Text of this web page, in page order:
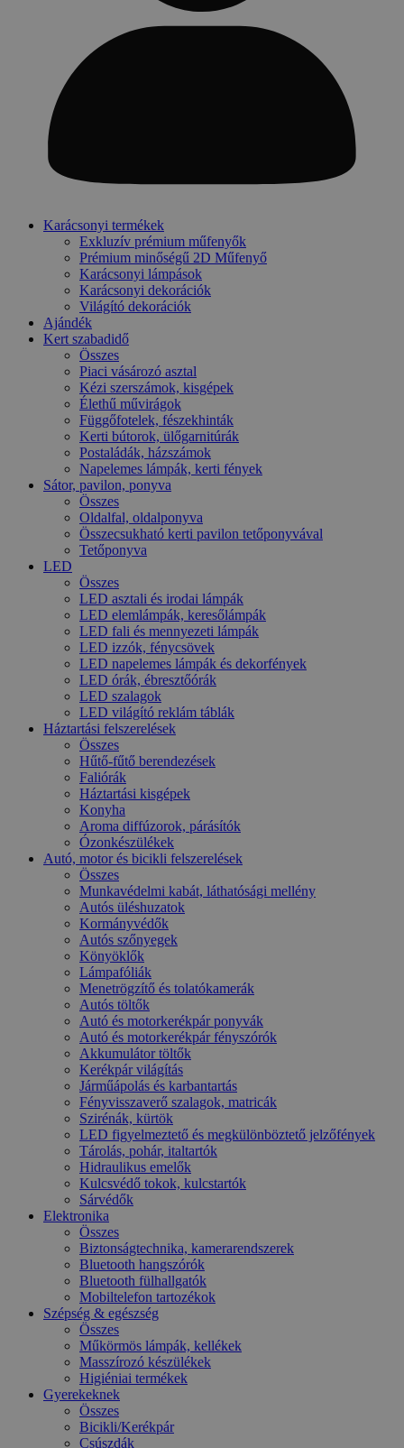
Karácsonyi termékek
Exkluzív prémium műfenyők
Prémium minőségű 2D Műfenyő
Karácsonyi lámpások
Karácsonyi dekorációk
Világító dekorációk
Ajándék
Kert szabadidő
Összes
Piaci vásározó asztal
Kézi szerszámok, kisgépek
Élethű művirágok
Függőfotelek, fészekhinták
Kerti bútorok, ülőgarnitúrák
Postaládák, házszámok
Napelemes lámpák, kerti fények
Sátor, pavilon, ponyva
Összes
Oldalfal, oldalponyva
Összecsukható kerti pavilon tetőponyvával
Tetőponyva
LED
Összes
LED asztali és irodai lámpák
LED elemlámpák, keresőlámpák
LED fali és mennyezeti lámpák
LED izzók, fénycsövek
LED napelemes lámpák és dekorfények
LED órák, ébresztőórák
LED szalagok
LED világító reklám táblák
Háztartási felszerelések
Összes
Hűtő-fűtő berendezések
Faliórák
Háztartási kisgépek
Konyha
Aroma diffúzorok, párásítók
Ózonkészülékek
Autó, motor és bicikli felszerelések
Összes
Munkavédelmi kabát, láthatósági mellény
Autós üléshuzatok
Kormányvédők
Autós szőnyegek
Könyöklők
Lámpafóliák
Menetrögzítő és tolatókamerák
Autós töltők
Autó és motorkerékpár ponyvák
Autó és motorkerékpár fényszórók
Akkumulátor töltők
Kerékpár világítás
Járműápolás és karbantartás
Fényvisszaverő szalagok, matricák
Szirénák, kürtök
LED figyelmeztető és megkülönböztető jelzőfények
Tárolás, pohár, italtartók
Hidraulikus emelők
Kulcsvédő tokok, kulcstartók
Sárvédők
Elektronika
Összes
Biztonságtechnika, kamerarendszerek
Bluetooth hangszórók
Bluetooth fülhallgatók
Mobiltelefon tartozékok
Szépség & egészség
Összes
Műkörmös lámpák, kellékek
Masszírozó készülékek
Higiéniai termékek
Gyerekeknek
Összes
Bicikli/Kerékpár
Csúszdák